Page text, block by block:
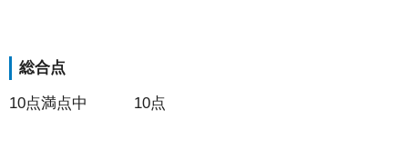
総合点
10点満点中 10点